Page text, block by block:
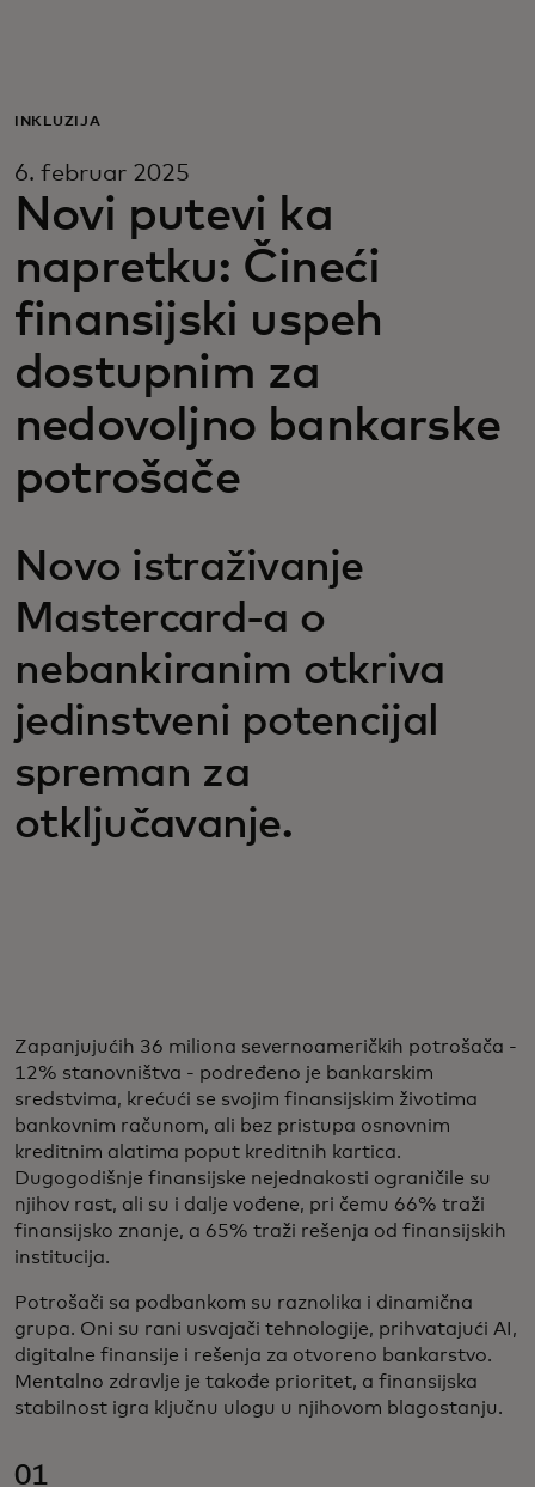
Za biznis
Za svet
Za inovatore
Novosti i trendovi
INKLUZIJA
6. februar 2025
Novi putevi ka
napretku: Čineći
finansijski uspeh
dostupnim za
nedovoljno bankarske
potrošače
Novo istraživanje
Mastercard-a o
nebankiranim otkriva
jedinstveni potencijal
spreman za
otključavanje.
Zapanjujućih 36 miliona severnoameričkih potrošača -
12% stanovništva - podređeno je bankarskim
sredstvima, krećući se svojim finansijskim životima
bankovnim računom, ali bez pristupa osnovnim
kreditnim alatima poput kreditnih kartica.
Dugogodišnje finansijske nejednakosti ograničile su
njihov rast, ali su i dalje vođene, pri čemu 66% traži
finansijsko znanje, a 65% traži rešenja od finansijskih
institucija.
Potrošači sa podbankom su raznolika i dinamična
grupa. Oni su rani usvajači tehnologije, prihvatajući AI,
digitalne finansije i rešenja za otvoreno bankarstvo.
Mentalno zdravlje je takođe prioritet, a finansijska
stabilnost igra ključnu ulogu u njihovom blagostanju.
01